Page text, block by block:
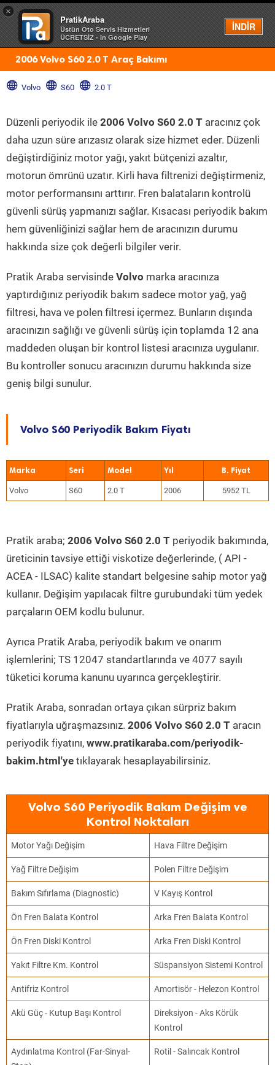
×
PratikAraba
Üstün Oto Servis Hizmetleri
ÜCRETSİZ - In Google Play
İNDİR
Menü
2006 Volvo S60 2.0 T Araç Bakımı
Volvo S60 2.0 T
Düzenli periyodik ile 2006 Volvo S60 2.0 T aracınız çok
daha uzun süre arızasız olarak size hizmet eder. Düzenli
değiştirdiğiniz motor yağı, yakıt bütçenizi azaltır,
motorun ömrünü uzatır. Kirli hava filtrenizi değiştirmeniz,
motor performansını arttırır. Fren balataların kontrolü
güvenli sürüş yapmanızı sağlar. Kısacası periyodik bakım
hem güvenliğinizi sağlar hem de aracınızın durumu
hakkında size çok değerli bilgiler verir.
Pratik Araba servisinde Volvo marka aracınıza
yaptırdığınız periyodik bakım sadece motor yağ, yağ
filtresi, hava ve polen filtresi içermez. Bunların dışında
aracınızın sağlığı ve güvenli sürüş için toplamda 12 ana
maddeden oluşan bir kontrol listesi aracınıza uygulanır.
Bu kontroller sonucu aracınızın durumu hakkında size
geniş bilgi sunulur.
Volvo S60 Periyodik Bakım Fiyatı
Marka Seri Model Yıl
Volvo S60 2.0 T 2006 5952 TL
Pratik araba; 2006 Volvo S60 2.0 T periyodik bakımında,
üreticinin tavsiye ettiği viskotize değerlerinde, ( API -
ACEA - ILSAC) kalite standart belgesine sahip motor yağ
kullanır. Değişim yapılacak filtre gurubundaki tüm yedek
parçaların OEM kodlu bulunur.
Ayrıca Pratik Araba, periyodik bakım ve onarım
işlemlerini; TS 12047 standartlarında ve 4077 sayılı
tüketici koruma kanunu uyarınca gerçekleştirir.
Pratik Araba, sonradan ortaya çıkan sürpriz bakım
fiyatlarıyla uğraşmazsınız. 2006 Volvo S60 2.0 T aracın
periyodik fiyatını, www.pratikaraba.com/periyodik-
bakim.html'ye tıklayarak hesaplayabilirsiniz.
Volvo S60 Periyodik Bakım Değişim ve
Kontrol Noktaları
Motor Yağı Değişim Hava Filtre Değişim
Yağ Filtre Değişim Polen Filtre Değişim
Bakım Sıfırlama (Diagnostic) V Kayış Kontrol
Ön Fren Balata Kontrol Arka Fren Balata Kontrol
Ön Fren Diski Kontrol Arka Fren Diski Kontrol
Yakıt Filtre Km. Kontrol Süspansiyon Sistemi Kontrol
Antifriz Kontrol Amortisör - Helezon Kontrol
Akü Güç - Kutup Başı Kontrol
Direksiyon - Aks Körük
Kontrol
Aydınlatma Kontrol (Far-Sinyal-
Rotil - Salıncak Kontrol